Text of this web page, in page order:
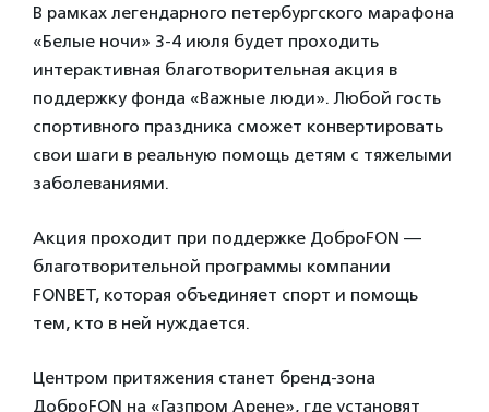
В рамках легендарного петербургского марафона
«Белые ночи» 3-4 июля будет проходить
интерактивная благотворительная акция в
поддержку фонда «Важные люди». Любой гость
спортивного праздника сможет конвертировать
свои шаги в реальную помощь детям с тяжелыми
заболеваниями.
Акция проходит при поддержке ДоброFON —
благотворительной программы компании
FONBET, которая объединяет спорт и помощь
тем, кто в ней нуждается.
Центром притяжения станет бренд-зона
ДоброFON на «Газпром Арене», где установят